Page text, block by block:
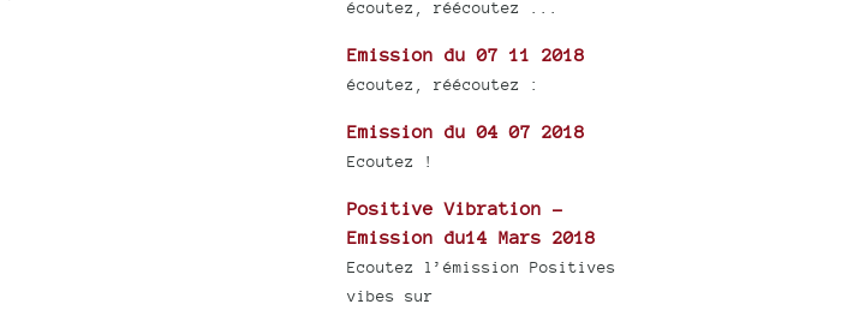
écoutez, réécoutez ...
Emission du 07 11 2018
écoutez, réécoutez :
Emission du 04 07 2018
Ecoutez !
Positive Vibration -
Emission du14 Mars 2018
Ecoutez l’émission Positives
vibes sur